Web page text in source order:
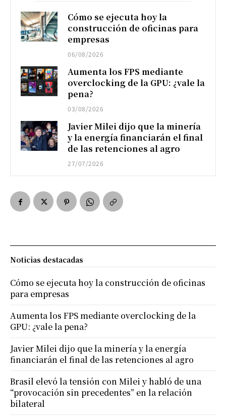
Cómo se ejecuta hoy la
construcción de oficinas para
empresas
06/08/2026
Aumenta los FPS mediante
overclocking de la GPU: ¿vale la
pena?
03/08/2026
Javier Milei dijo que la minería
y la energía financiarán el final
de las retenciones al agro
27/07/2026
Noticias destacadas
Cómo se ejecuta hoy la construcción de oficinas
para empresas
Aumenta los FPS mediante overclocking de la
GPU: ¿vale la pena?
Javier Milei dijo que la minería y la energía
financiarán el final de las retenciones al agro
Brasil elevó la tensión con Milei y habló de una
“provocación sin precedentes” en la relación
bilateral